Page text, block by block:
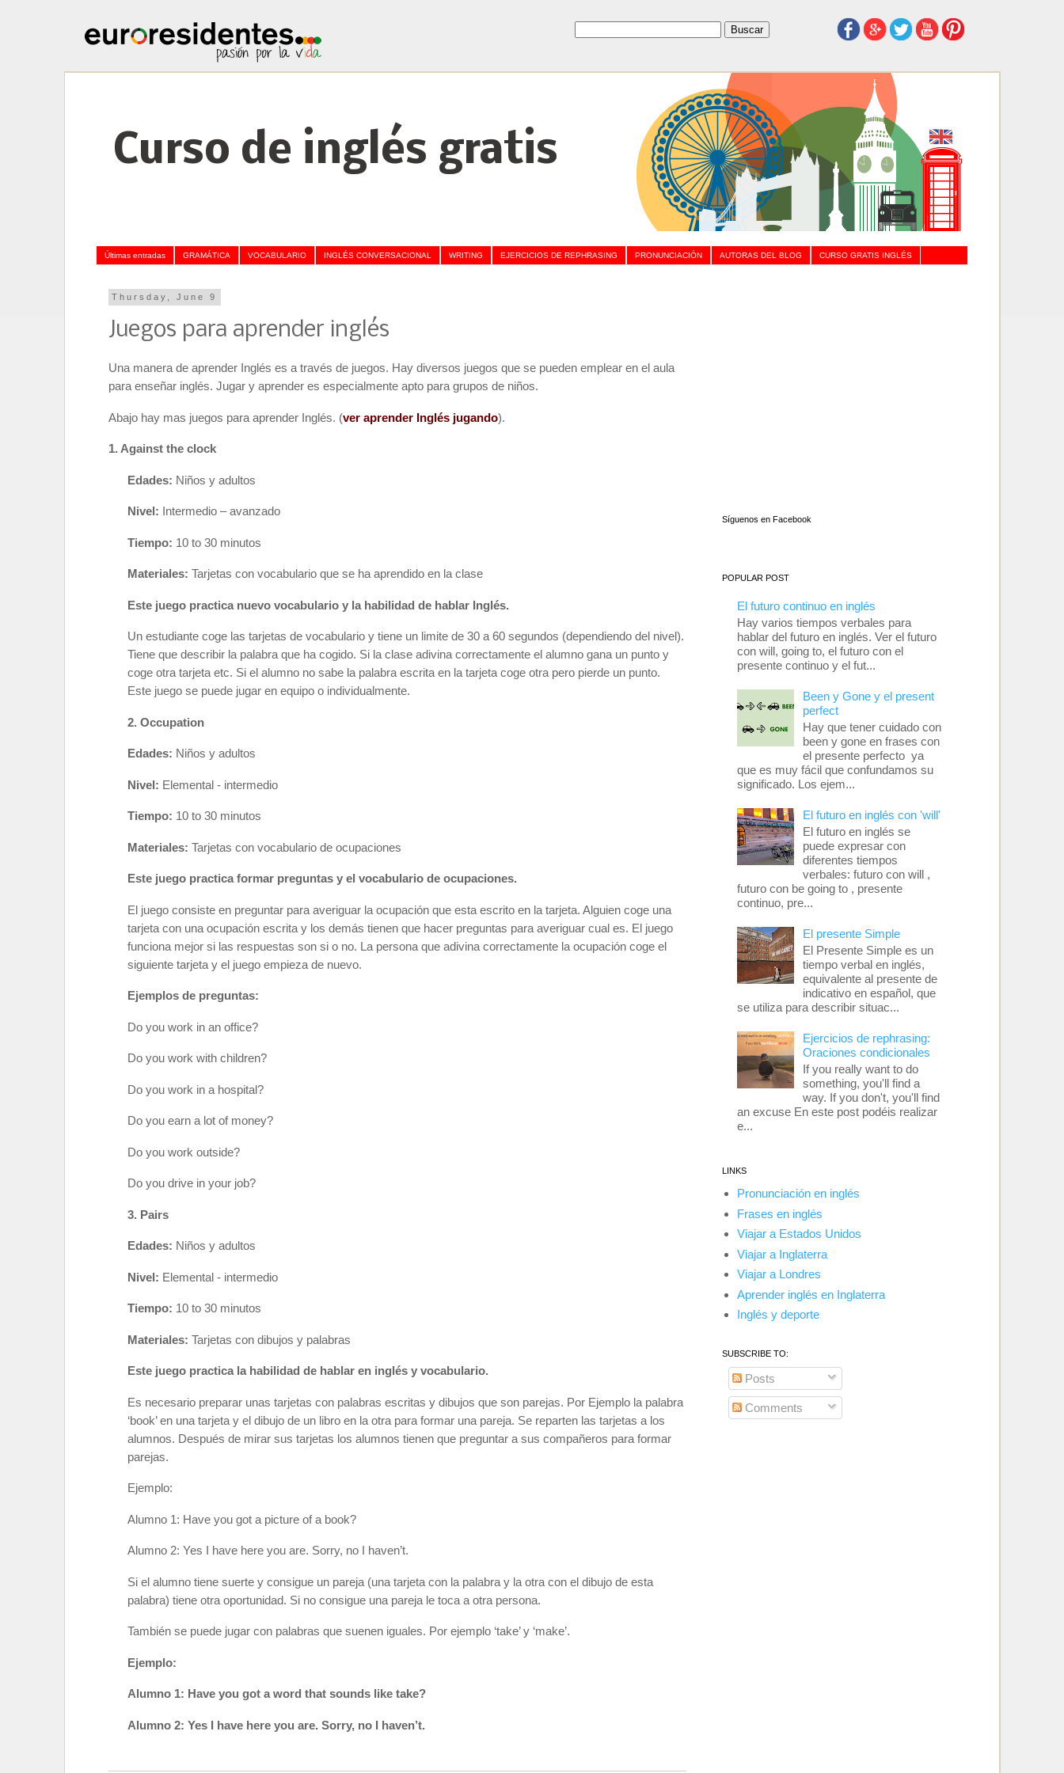
Curso de inglés gratis
Últimas entradas GRAMÁTICA VOCABULARIO INGLÉS CONVERSACIONAL WRITING EJERCICIOS DE REPHRASING PRONUNCIACIÓN AUTORAS DEL BLOG CURSO GRATIS INGLÉS
Thursday, June 9
Juegos para aprender inglés
Una manera de aprender Inglés es a través de juegos. Hay diversos juegos que se pueden emplear en el aula
para enseñar inglés. Jugar y aprender es especialmente apto para grupos de niños.
Abajo hay mas juegos para aprender Inglés. (ver aprender Inglés jugando).
1. Against the clock
Edades: Niños y adultos
Nivel: Intermedio – avanzado
Tiempo: 10 to 30 minutos
Materiales: Tarjetas con vocabulario que se ha aprendido en la clase
Este juego practica nuevo vocabulario y la habilidad de hablar Inglés.
Un estudiante coge las tarjetas de vocabulario y tiene un limite de 30 a 60 segundos (dependiendo del nivel).
Tiene que describir la palabra que ha cogido. Si la clase adivina correctamente el alumno gana un punto y
coge otra tarjeta etc. Si el alumno no sabe la palabra escrita en la tarjeta coge otra pero pierde un punto.
Este juego se puede jugar en equipo o individualmente.
2. Occupation
Edades: Niños y adultos
Nivel: Elemental - intermedio
Tiempo: 10 to 30 minutos
Materiales: Tarjetas con vocabulario de ocupaciones
Este juego practica formar preguntas y el vocabulario de ocupaciones.
El juego consiste en preguntar para averiguar la ocupación que esta escrito en la tarjeta. Alguien coge una
tarjeta con una ocupación escrita y los demás tienen que hacer preguntas para averiguar cual es. El juego
funciona mejor si las respuestas son si o no. La persona que adivina correctamente la ocupación coge el
siguiente tarjeta y el juego empieza de nuevo.
Ejemplos de preguntas:
Do you work in an office?
Do you work with children?
Do you work in a hospital?
Do you earn a lot of money?
Do you work outside?
Do you drive in your job?
3. Pairs
Edades: Niños y adultos
Nivel: Elemental - intermedio
Tiempo: 10 to 30 minutos
Materiales: Tarjetas con dibujos y palabras
Este juego practica la habilidad de hablar en inglés y vocabulario.
Es necesario preparar unas tarjetas con palabras escritas y dibujos que son parejas. Por Ejemplo la palabra
‘book’ en una tarjeta y el dibujo de un libro en la otra para formar una pareja. Se reparten las tarjetas a los
alumnos. Después de mirar sus tarjetas los alumnos tienen que preguntar a sus compañeros para formar
parejas.
Ejemplo:
Alumno 1: Have you got a picture of a book?
Alumno 2: Yes I have here you are. Sorry, no I haven’t.
Si el alumno tiene suerte y consigue un pareja (una tarjeta con la palabra y la otra con el dibujo de esta
palabra) tiene otra oportunidad. Si no consigue una pareja le toca a otra persona.
También se puede jugar con palabras que suenen iguales. Por ejemplo ‘take’ y ‘make’.
Ejemplo:
Alumno 1: Have you got a word that sounds like take?
Alumno 2: Yes I have here you are. Sorry, no I haven’t.
Síguenos en Facebook
POPULAR POST
El futuro continuo en inglés
Hay varios tiempos verbales para
hablar del futuro en inglés. Ver el futuro
con will, going to, el futuro con el
presente continuo y el fut...
Been y Gone y el present
perfect
Hay que tener cuidado con
been y gone en frases con
el presente perfecto ya
que es muy fácil que confundamos su
significado. Los ejem...
El futuro en inglés con 'will'
El futuro en inglés se
puede expresar con
diferentes tiempos
verbales: futuro con will ,
futuro con be going to , presente
continuo, pre...
El presente Simple
El Presente Simple es un
tiempo verbal en inglés,
equivalente al presente de
indicativo en español, que
se utiliza para describir situac...
Ejercicios de rephrasing:
Oraciones condicionales
If you really want to do
something, you'll find a
way. If you don't, you'll find
an excuse En este post podéis realizar
e...
LINKS
Pronunciación en inglés
Frases en inglés
Viajar a Estados Unidos
Viajar a Inglaterra
Viajar a Londres
Aprender inglés en Inglaterra
Inglés y deporte
SUBSCRIBE TO:
Posts
Comments